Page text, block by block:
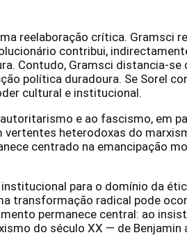
reelaboração crítica. Gramsci
contribui,
Contudo, Gramsci distancia-se
política duradoura. Se Sorel
cultural e institucional.
e ao fascismo, em
heterodoxas do
centrado na emancipação
para o domínio da
transformação radical pode
permanece central: ao
do século XX — de Benjamin